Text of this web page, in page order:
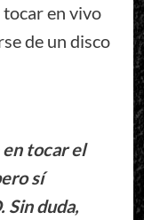
en vivo
de un disco
tocar el
sí
Sin duda,